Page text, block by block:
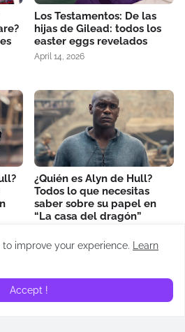
Los Testamentos: De las
hijas de Gilead: todos los
easter eggs revelados
April 14, 2026
¿Quién es Alyn de Hull?
Todos lo que necesitas
saber sobre su papel en
“La casa del dragón”
improve your experience.
Learn
Accept !